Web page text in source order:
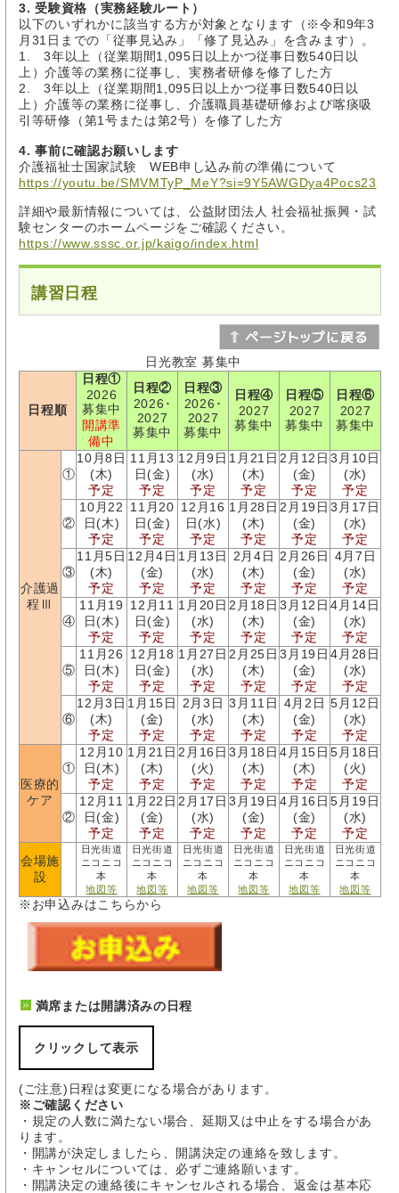
3. 受験資格（実務経験ルート）
以下のいずれかに該当する方が対象となります（※令和9年3
月31日までの「従事見込み」「修了見込み」を含みます）。
1. 3年以上（従業期間1,095日以上かつ従事日数540日以
上）介護等の業務に従事し、実務者研修を修了した方
2. 3年以上（従業期間1,095日以上かつ従事日数540日以
上）介護等の業務に従事し、介護職員基礎研修および喀痰吸
引等研修（第1号または第2号）を修了した方
4. 事前に確認お願いします
介護福祉士国家試験 WEB申し込み前の準備について
https://youtu.be/SMVMTyP_MeY?si=9Y5AWGDya4Pocs23
詳細や最新情報については、公益財団法人 社会福祉振興・試
験センターのホームページをご確認ください。
https://www.sssc.or.jp/kaigo/index.html
講習日程
日光教室 募集中
日程順
日程①
2026
募集中
開講準
備中
日程②
2026･
2027
募集中
日程③
2026･
2027
募集中
日程④
2027
募集中
日程⑤
2027
募集中
日程⑥
2027
募集中
介護過
程Ⅲ
①
10月8日
(木)
予定
11月13
日(金)
予定
12月9日
(水)
予定
1月21日
(木)
予定
2月12日
(金)
予定
3月10日
(水)
予定
②
10月22
日(木)
予定
11月20
日(金)
予定
12月16
日(水)
予定
1月28日
(木)
予定
2月19日
(金)
予定
3月17日
(水)
予定
③
11月5日
(木)
予定
12月4日
(金)
予定
1月13日
(水)
予定
2月4日
(木)
予定
2月26日
(金)
予定
4月7日
(水)
予定
④
11月19
日(木)
予定
12月11
日(金)
予定
1月20日
(水)
予定
2月18日
(木)
予定
3月12日
(金)
予定
4月14日
(水)
予定
⑤
11月26
日(木)
予定
12月18
日(金)
予定
1月27日
(水)
予定
2月25日
(木)
予定
3月19日
(金)
予定
4月28日
(水)
予定
⑥
12月3日
(木)
予定
1月15日
(金)
予定
2月3日
(水)
予定
3月11日
(木)
予定
4月2日
(金)
予定
5月12日
(水)
予定
医療的
ケア
①
12月10
日(木)
予定
1月21日
(木)
予定
2月16日
(火)
予定
3月18日
(木)
予定
4月15日
(木)
予定
5月18日
(火)
予定
②
12月11
日(金)
予定
1月22日
(金)
予定
2月17日
(水)
予定
3月19日
(金)
予定
4月16日
(金)
予定
5月19日
(水)
予定
会場施
設
日光街道
ニコニコ
本
地図等
日光街道
ニコニコ
本
地図等
日光街道
ニコニコ
本
地図等
日光街道
ニコニコ
本
地図等
日光街道
ニコニコ
本
地図等
日光街道
ニコニコ
本
地図等
※お申込みはこちらから
満席または開講済みの日程
クリックして表示
(ご注意)日程は変更になる場合があります。
※ご確認ください
・規定の人数に満たない場合、延期又は中止をする場合があ
ります。
・開講が決定しましたら、開講決定の連絡を致します。
・キャンセルについては、必ずご連絡願います。
・開講決定の連絡後にキャンセルされる場合、返金は基本応